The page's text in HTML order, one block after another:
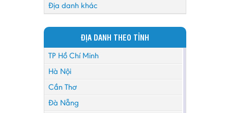
Địa danh khác
ĐỊA DANH THEO TỈNH
TP Hồ Chí Minh
Hà Nội
Cần Thơ
Đà Nẵng